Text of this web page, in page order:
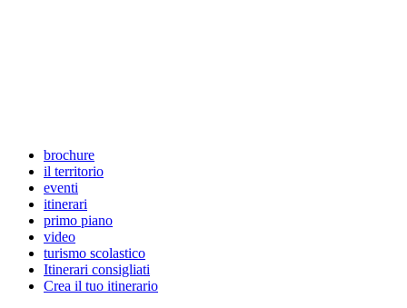
brochure
il territorio
eventi
itinerari
primo piano
video
turismo scolastico
Itinerari consigliati
Crea il tuo itinerario